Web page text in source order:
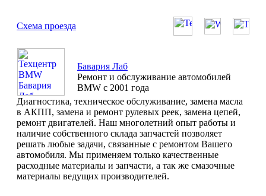
Схема проезда
Бавария Лаб
Ремонт и обслуживание автомобилей
BMW с 2001 года
Диагностика, техническое обслуживание, замена масла
в АКПП, замена и ремонт рулевых реек, замена цепей,
ремонт двигателей. Наш многолетний опыт работы и
наличие собственного склада запчастей позволяет
решать любые задачи, связанные с ремонтом Вашего
автомобиля. Мы применяем только качественные
расходные материалы и запчасти, а так же смазочные
материалы ведущих производителей.